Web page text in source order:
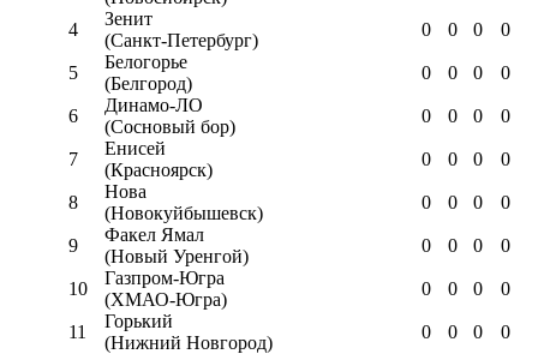
4
Зенит
(Санкт-Петербург)
0 0 0 0
5
Белогорье
(Белгород)
0 0 0 0
6
Динамо-ЛО
(Сосновый бор)
0 0 0 0
7
Енисей
(Красноярск)
0 0 0 0
8
Нова
(Новокуйбышевск)
0 0 0 0
9
Факел Ямал
(Новый Уренгой)
0 0 0 0
10
Газпром-Югра
(ХМАО-Югра)
0 0 0 0
11
Горький
(Нижний Новгород)
0 0 0 0